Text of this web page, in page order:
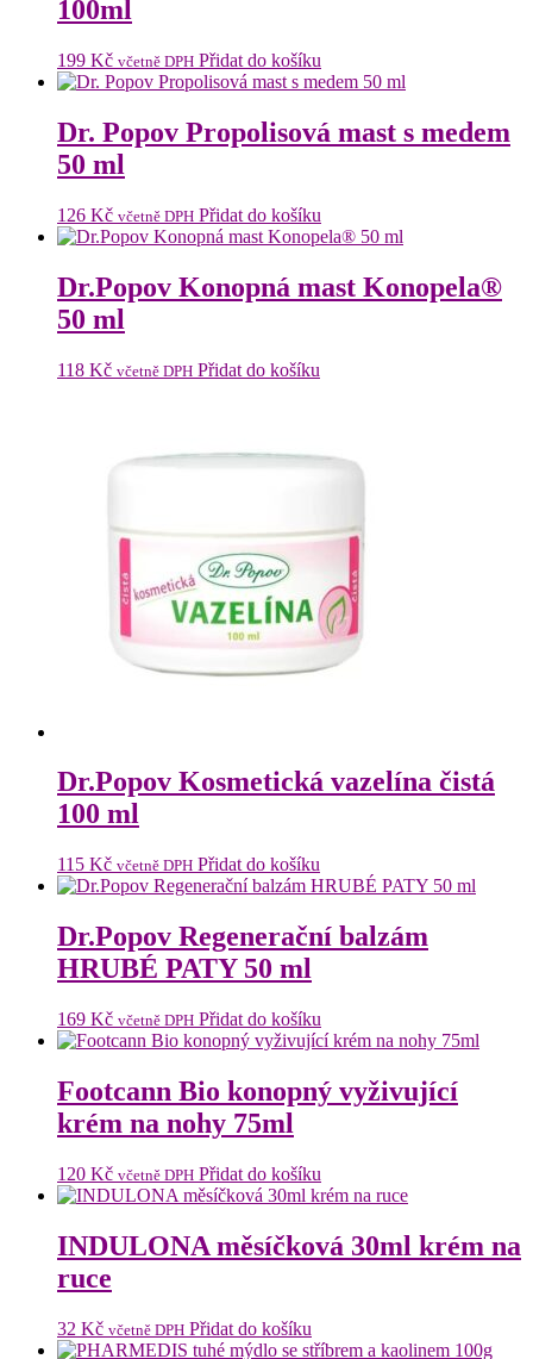
100ml
199 Kč včetně DPH Přidat do košíku
Dr. Popov Propolisová mast s medem
50 ml
126 Kč včetně DPH Přidat do košíku
Dr.Popov Konopná mast Konopela®
50 ml
118 Kč včetně DPH Přidat do košíku
Dr.Popov Kosmetická vazelína čistá
100 ml
115 Kč včetně DPH Přidat do košíku
Dr.Popov Regenerační balzám
HRUBÉ PATY 50 ml
169 Kč včetně DPH Přidat do košíku
Footcann Bio konopný vyživující
krém na nohy 75ml
120 Kč včetně DPH Přidat do košíku
INDULONA měsíčková 30ml krém na
ruce
32 Kč včetně DPH Přidat do košíku